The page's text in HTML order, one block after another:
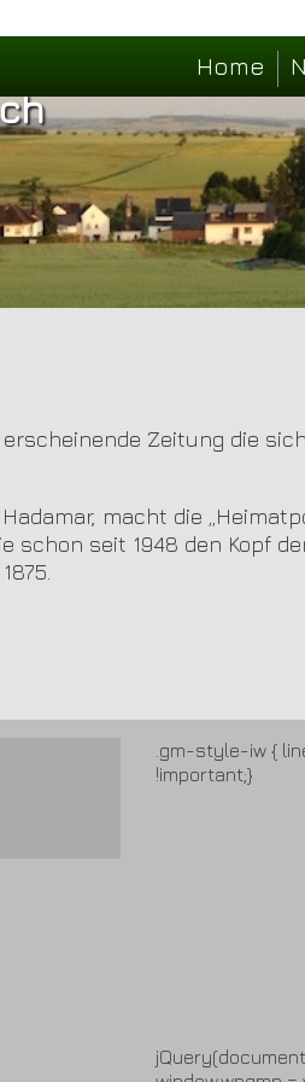
Home
Zeitung die
macht die
schon seit 1948 den Kopf
.gm-style-iw {
!important;}